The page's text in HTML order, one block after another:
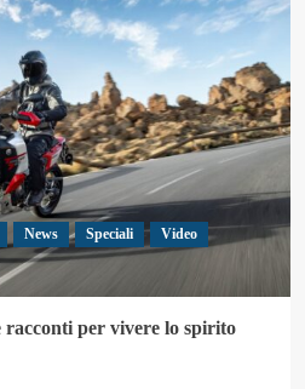
News Speciali
Video
racconti per vivere lo spirito